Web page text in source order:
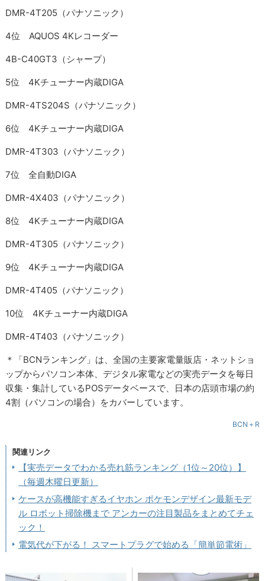
DMR-4T205（パナソニック）
4位 AQUOS 4Kレコーダー
4B-C40GT3（シャープ）
5位 4Kチューナー内蔵DIGA
DMR-4TS204S（パナソニック）
6位 4Kチューナー内蔵DIGA
DMR-4T303（パナソニック）
7位 全自動DIGA
DMR-4X403（パナソニック）
8位 4Kチューナー内蔵DIGA
DMR-4T305（パナソニック）
9位 4Kチューナー内蔵DIGA
DMR-4T405（パナソニック）
10位 4Kチューナー内蔵DIGA
DMR-4T403（パナソニック）
＊「BCNランキング」は、全国の主要家電量販店・ネットショ
ップからパソコン本体、デジタル家電などの実売データを毎日
収集・集計しているPOSデータベースで、日本の店頭市場の約
4割（パソコンの場合）をカバーしています。
BCN＋R
関連リンク
【実売データでわかる売れ筋ランキング（1位～20位）】
（毎週木曜日更新）
ケースが高機能すぎるイヤホン ポケモンデザイン最新モデ
ル ロボット掃除機まで アンカーの注目製品をまとめてチェ
ック！
電気代が下がる！ スマートプラグで始める「簡単節電術」